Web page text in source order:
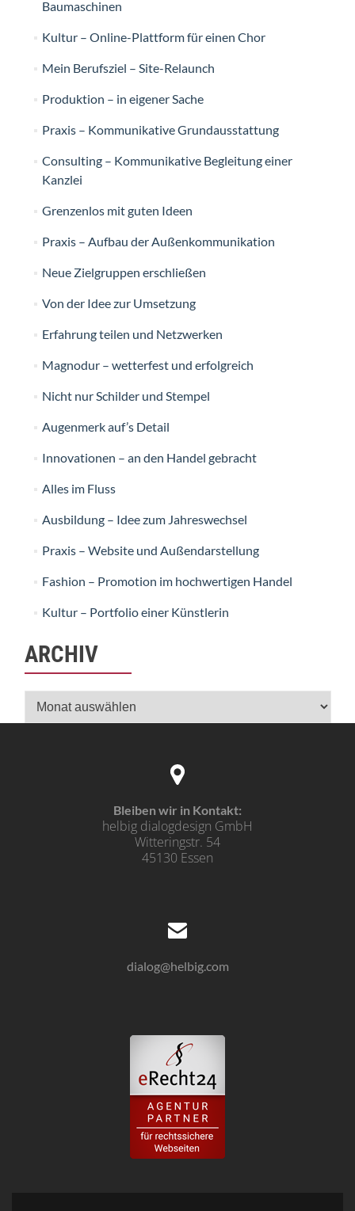
Baumaschinen
Kultur – Online-Plattform für einen Chor
Mein Berufsziel – Site-Relaunch
Produktion – in eigener Sache
Praxis – Kommunikative Grundausstattung
Consulting – Kommunikative Begleitung einer
Kanzlei
Grenzenlos mit guten Ideen
Praxis – Aufbau der Außenkommunikation
Neue Zielgruppen erschließen
Von der Idee zur Umsetzung
Erfahrung teilen und Netzwerken
Magnodur – wetterfest und erfolgreich
Nicht nur Schilder und Stempel
Augenmerk auf’s Detail
Innovationen – an den Handel gebracht
Alles im Fluss
Ausbildung – Idee zum Jahreswechsel
Praxis – Website und Außendarstellung
Fashion – Promotion im hochwertigen Handel
Kultur – Portfolio einer Künstlerin
ARCHIV
Archiv
Bleiben wir in Kontakt:
helbig dialogdesign GmbH
Witteringstr. 54
45130 Essen
dialog@helbig.com